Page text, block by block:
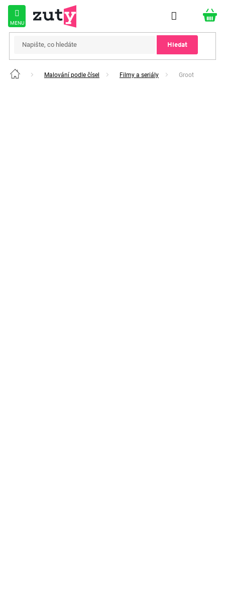
Přejít
obsah
Hledat
Domů Malování podle čísel Filmy a seriály Groot